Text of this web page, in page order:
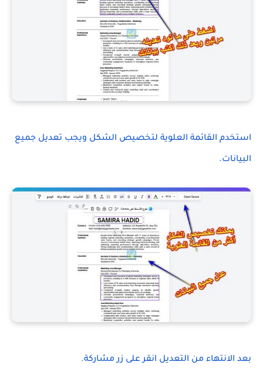
استخدم القائمة العلوية لتخصيص الشكل ويجب تعديل جميع
البيانات.
بعد الانتهاء من التعديل انقر على زر مشاركة.